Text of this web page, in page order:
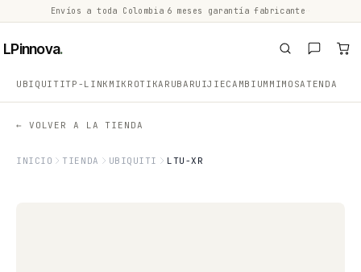
Envíos a toda Colombia 6 meses garantía fabricante
LPinnova.
UBIQUITITP-LINK MIKROTIKARUBA RUIJIECAMBIUM MIMOSATENDA
← VOLVER A LA TIENDA
INICIO TIENDA UBIQUITI LTU-XR